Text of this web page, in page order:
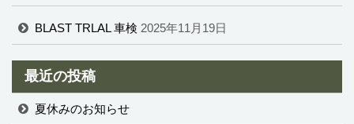
BLAST TRLAL 車検 2025年11月19日
最近の投稿
夏休みのお知らせ